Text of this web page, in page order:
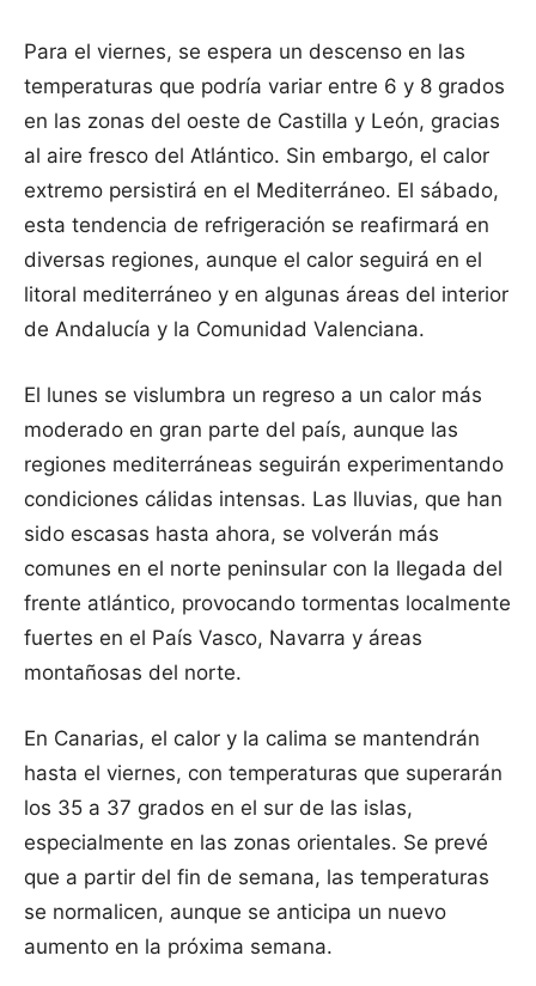
Para el viernes, se espera un descenso en las
temperaturas que podría variar entre 6 y 8 grados
en las zonas del oeste de Castilla y León, gracias
al aire fresco del Atlántico. Sin embargo, el calor
extremo persistirá en el Mediterráneo. El sábado,
esta tendencia de refrigeración se reafirmará en
diversas regiones, aunque el calor seguirá en el
litoral mediterráneo y en algunas áreas del interior
de Andalucía y la Comunidad Valenciana.
El lunes se vislumbra un regreso a un calor más
moderado en gran parte del país, aunque las
regiones mediterráneas seguirán experimentando
condiciones cálidas intensas. Las lluvias, que han
sido escasas hasta ahora, se volverán más
comunes en el norte peninsular con la llegada del
frente atlántico, provocando tormentas localmente
fuertes en el País Vasco, Navarra y áreas
montañosas del norte.
En Canarias, el calor y la calima se mantendrán
hasta el viernes, con temperaturas que superarán
los 35 a 37 grados en el sur de las islas,
especialmente en las zonas orientales. Se prevé
que a partir del fin de semana, las temperaturas
se normalicen, aunque se anticipa un nuevo
aumento en la próxima semana.